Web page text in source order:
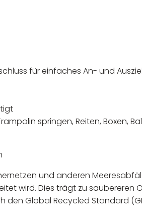
für einfaches An- und
springen, Reiten, Boxen,
und anderen
wird. Dies trägt zu saubereren
den Global Recycled Standard